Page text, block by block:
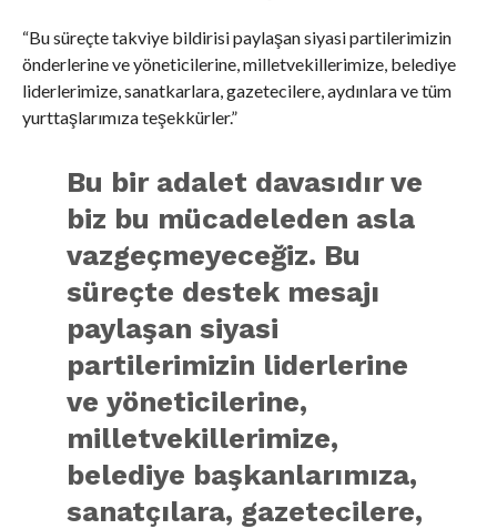
“Bu süreçte takviye bildirisi paylaşan siyasi partilerimizin
önderlerine ve yöneticilerine, milletvekillerimize, belediye
liderlerimize, sanatkarlara, gazetecilere, aydınlara ve tüm
yurttaşlarımıza teşekkürler.”
Bu bir adalet davasıdır ve
biz bu mücadeleden asla
vazgeçmeyeceğiz. Bu
süreçte destek mesajı
paylaşan siyasi
partilerimizin liderlerine
ve yöneticilerine,
milletvekillerimize,
belediye başkanlarımıza,
sanatçılara, gazetecilere,